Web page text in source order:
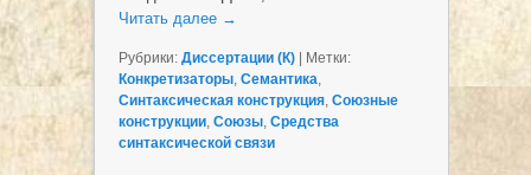
Читать далее →
Рубрики: Диссертации (К) | Метки:
Конкретизаторы, Семантика
Синтаксическая конструкция, Союзные
конструкции, Союзы, Средства
синтаксической связи